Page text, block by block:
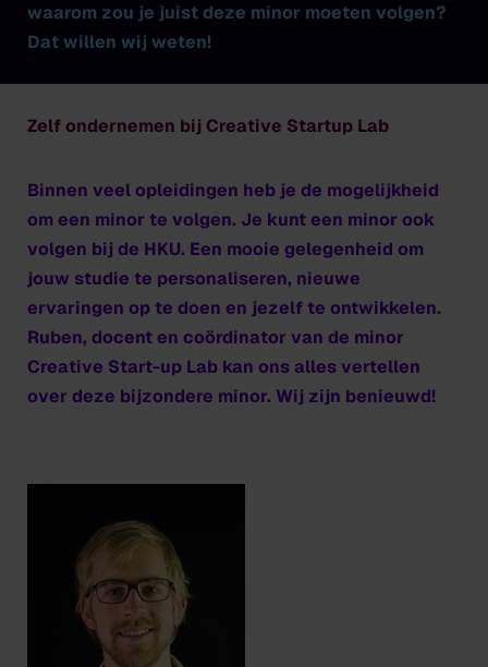
waarom zou je juist deze minor moeten volgen?
Dat willen wij weten!
Zelf ondernemen bij Creative Startup Lab
Binnen veel opleidingen heb je de mogelijkheid
om een minor te volgen. Je kunt een minor ook
volgen bij de HKU. Een mooie gelegenheid om
jouw studie te personaliseren, nieuwe
ervaringen op te doen en jezelf te ontwikkelen.
Ruben, docent en coördinator van de minor
Creative Start-up Lab kan ons alles vertellen
over deze bijzondere minor. Wij zijn benieuwd!